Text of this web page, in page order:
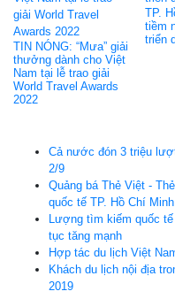
TIN NÓNG: “Mưa” giải
thưởng dành cho Việt
Nam tại lễ trao giải
World Travel Awards
2022
TP.
tiềm
triển
Cả nước đón 3 triệu
2/9
Quảng bá Thẻ Việt -
quốc tế TP. Hồ Chí
Lượng tìm kiếm quốc
tục tăng mạnh
Hợp tác du lịch Việt
Khách du lịch nội địa
2019